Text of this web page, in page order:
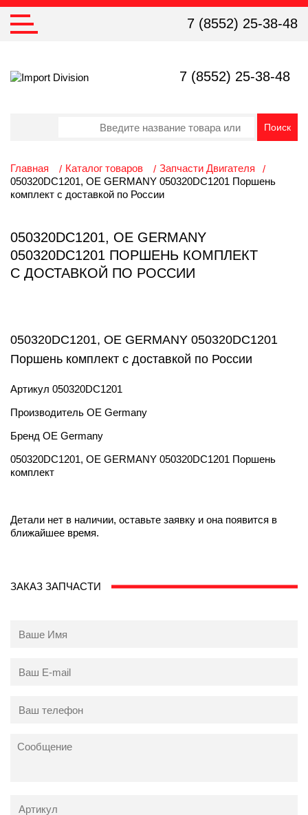
7 (8552) 25-38-48
7 (8552) 25-38-48
Главная Каталог товаров
Запчасти Двигателя
050320DC1201, OE GERMANY 050320DC1201 Поршень
комплект с доставкой по России
050320DC1201, OE GERMANY
050320DC1201 ПОРШЕНЬ КОМПЛЕКТ
С ДОСТАВКОЙ ПО РОССИИ
050320DC1201, OE GERMANY 050320DC1201
Поршень комплект с доставкой по России
Артикул 050320DC1201
Производитель OE Germany
Бренд OE Germany
050320DC1201, OE GERMANY 050320DC1201 Поршень
комплект
Детали нет в наличии, оставьте заявку и она появится в
ближайшее время.
ЗАКАЗ ЗАПЧАСТИ